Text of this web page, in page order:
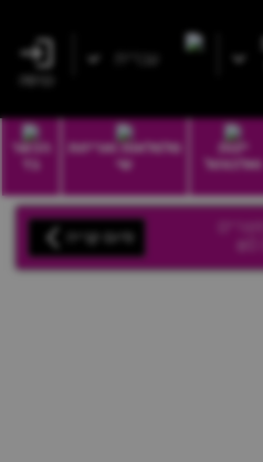
עברית
יינות
ואלכוהול
סלסלאות ואריזות
שי
הכשר
בד
מוצרים
₪ סיום קנייה